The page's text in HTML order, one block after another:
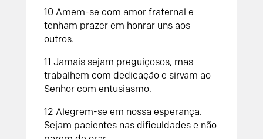
10 Amem-se com amor fraternal e
tenham prazer em honrar uns aos
outros.
11 Jamais sejam preguiçosos, mas
trabalhem com dedicação e sirvam ao
Senhor com entusiasmo.
12 Alegrem-se em nossa esperança.
Sejam pacientes nas dificuldades e não